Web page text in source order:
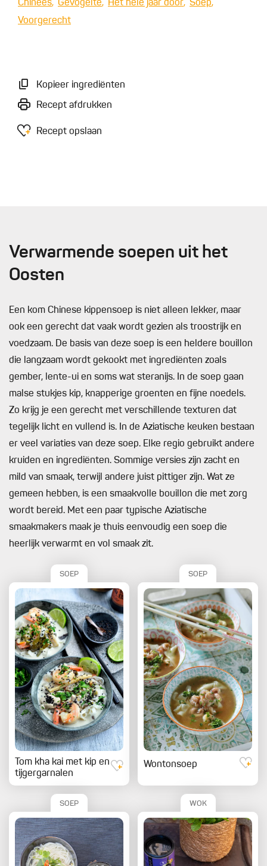
Chinees Gevogelte Het hele jaar door
Soep
Voorgerecht
Kopieer ingrediënten
Recept afdrukken
Recept opslaan
Verwarmende soepen uit het
Oosten
Een kom Chinese kippensoep is niet alleen lekker, maar
ook een gerecht dat vaak wordt gezien als troostrijk en
voedzaam. De basis van deze soep is een heldere bouillon
die langzaam wordt gekookt met ingrediënten zoals
gember, lente-ui en soms wat steranijs. In de soep gaan
malse stukjes kip, knapperige groenten en fijne noedels.
Zo krijg je een gerecht met verschillende texturen dat
tegelijk licht en vullend is. In de Aziatische keuken bestaan
er veel variaties van deze soep. Elke regio gebruikt andere
kruiden en ingrediënten. Sommige versies zijn zacht en
mild van smaak, terwijl andere juist pittiger zijn. Wat ze
gemeen hebben, is een smaakvolle bouillon die met zorg
wordt bereid. Met een paar typische Aziatische
smaakmakers maak je thuis eenvoudig een soep die
heerlijk verwarmt en vol smaak zit.
SOEP
Tom kha kai met kip en
tijgergarnalen
SOEP
Wontonsoep
SOEP WOK